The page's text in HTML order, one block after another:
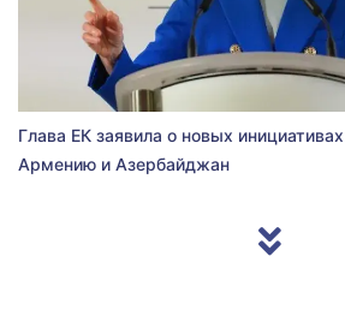
Глава ЕК заявила о новых
Армению и Азербайджан